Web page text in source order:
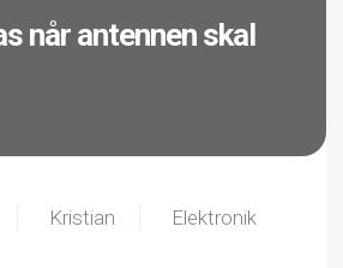
når antennen skal
Kristian Elektronik